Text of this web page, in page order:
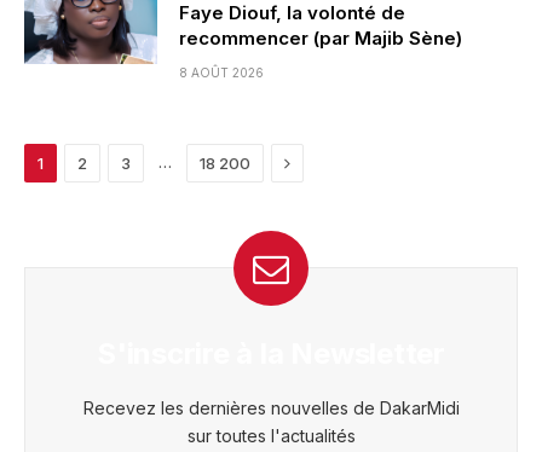
Faye Diouf, la volonté de
recommencer (par Majib Sène)
8 AOÛT 2026
1 2 3 … 18 200 Next
Recevez les dernières nouvelles de DakarMidi
sur toutes l'actualités